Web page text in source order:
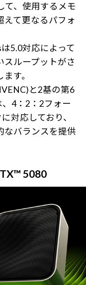
て、使用するメモ
えて更なるパフォ
5.0対応によって
スループットがさ
す。
と2基の第6
4：2：2フォー
対応しており、
なバランスを提供
5080